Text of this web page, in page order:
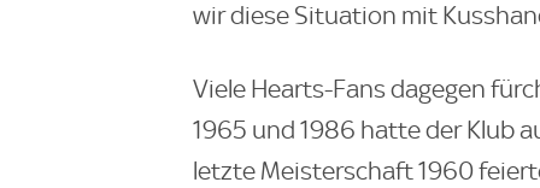
wir diese Situation mit
Viele Hearts-Fans dagegen
1965 und 1986 hatte der Klub
letzte Meisterschaft 1960